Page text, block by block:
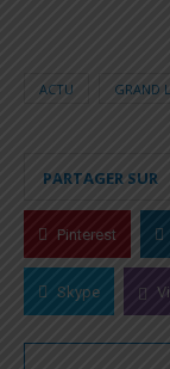
ACTU GRAND
PARTAGER SUR
Pinterest
Skype